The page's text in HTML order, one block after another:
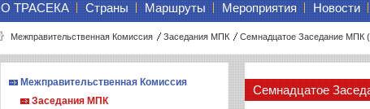
О ТРАСЕКА Страны Маршруты Мероприятия Новости
Межправительственная Комиссия Заседания МПК Семнадцатое Заседание МПК
Межправительственная Комиссия
Заседания МПК
Семнадцатое